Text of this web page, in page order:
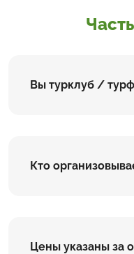
Вы турклуб /
Кто
Цены указаны за